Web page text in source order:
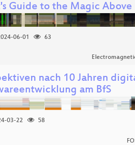
Guide to the Magic Above
06-01
63
nach 10 Jahren
am BfS
03-22
58